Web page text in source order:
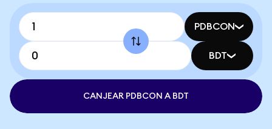
PDBCON
BDT
CANJEAR PDBCON A BDT